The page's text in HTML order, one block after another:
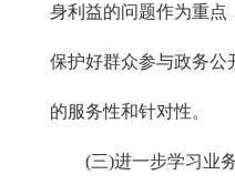
身利益的问题作为重点
保护好群众参与政务公
的服务性和针对性。
(三)进一步学习业